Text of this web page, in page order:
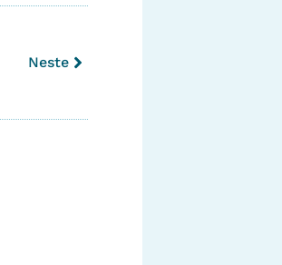
Neste